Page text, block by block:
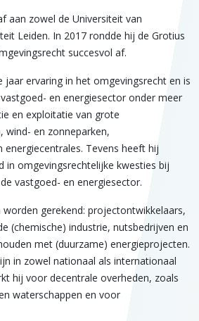
aan zowel de Universiteit van
Leiden. In 2017 rondde hij de Grotius
succesvol af.
jaar ervaring in het omgevingsrecht en is
en energiesector onder meer
en exploitatie van grote
wind- en zonneparken,
Tevens heeft hij
in omgevingsrechtelijke kwesties bij
vastgoed- en energiesector.
gerekend: projectontwikkelaars,
(chemische) industrie, nutsbedrijven en
met (duurzame) energieprojecten.
in zowel nationaal als internationaal
hij voor decentrale overheden, zoals
waterschappen en voor